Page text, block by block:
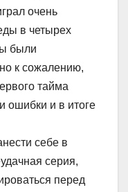
очень
в четырех
были
к сожалению,
тайма
ошибки и в итоге
себе в
серия,
перед